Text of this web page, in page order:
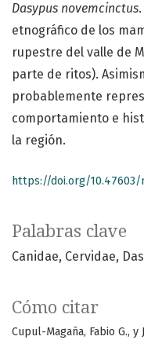
Palabras clave
Canidae Cervidae
Cómo citar
Cupul-Magaña, Fabio G.,
Dasypus novemcinctus
etnográfico de los
rupestre del valle de
parte de ritos).
probablemente
comportamiento e
la región.
https://doi.org/10.47603/